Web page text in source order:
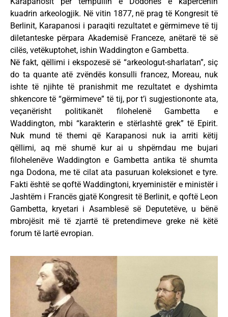
kuadrin arkeologjik. Në vitin 1877, në prag të Kongresit të
Berlinit, Karapanosi i paraqiti rezultatet e gërmimeve të tij
diletanteske përpara Akademisë Franceze, anëtarë të së
cilës, vetëkuptohet, ishin Waddington e Gambetta.
Në fakt, qëllimi i ekspozesë së “arkeologut-sharlatan”, siç
do ta quante atë zvëndës konsulli francez, Moreau, nuk
ishte të njihte të pranishmit me rezultatet e dyshimta
shkencore të “gërmimeve” të tij, por t’i sugjestiononte ata,
veçanërisht politikanët filohelenë Gambetta e
Waddington, mbi “karakterin e stërlashtë grek” të Epirit.
Nuk mund të themi që Karapanosi nuk ia arriti këtij
qëllimi, aq më shumë kur ai u shpërndau me bujari
filohelenëve Waddington e Gambetta antika të shumta
nga Dodona, me të cilat ata pasuruan koleksionet e tyre.
Fakti është se qoftë Waddingtoni, kryeministër e ministër i
Jashtëm i Francës gjatë Kongresit të Berlinit, e qoftë Leon
Gambetta, kryetari i Asamblesë së Deputetëve, u bënë
mbrojësit më të zjarrtë të pretendimeve greke në këtë
forum të lartë evropian.